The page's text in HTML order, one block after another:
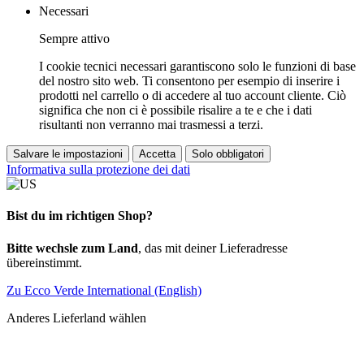
Necessari
Sempre attivo
I cookie tecnici necessari garantiscono solo le funzioni di base
del nostro sito web. Ti consentono per esempio di inserire i
prodotti nel carrello o di accedere al tuo account cliente. Ciò
significa che non ci è possibile risalire a te e che i dati
risultanti non verranno mai trasmessi a terzi.
Salvare le impostazioni Accetta Solo obbligatori
Informativa sulla protezione dei dati
Bist du im richtigen Shop?
Bitte wechsle zum Land, das mit deiner Lieferadresse
übereinstimmt.
Zu Ecco Verde International (English)
Anderes Lieferland wählen